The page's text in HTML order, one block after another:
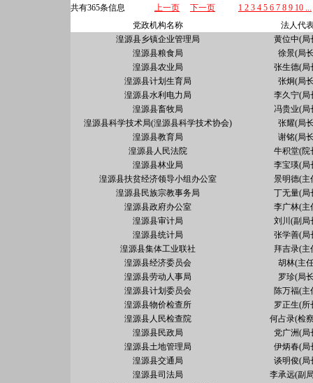
共有365条信息
上一页 下一页 1 2 3 4 5 6 7 8 9 10 ...
党政机构名称
法人代
湟源县乡镇企业管理局
黄位中(局
湟源县粮食局
徐景(局
湟源县农业局
张生德(局
湟源县计划生育局
张炯(局
湟源县水利电力局
李久宁(局
湟源县畜牧局
冯贵业(局
湟源县科学技术局(湟源县科学技术协会)
张耀(局
湟源县教育局
谢铭(局
湟源县人民法院
牛积堂(院
湟源县林业局
李宝瑛(局
湟源县扶贫经济领导小组办公室
景明德(主
湟源县民族宗教事务局
丁无量(局
湟源县政府办公室
李广林(主
湟源县审计局
刘川(副局
湟源县统计局
张学善(局
湟源县集体工业联社
拜吉录(主
湟源县经济委员会
胡林(主
湟源县劳动人事局
罗珍(局
湟源县计划委员会
陈万福(主
湟源县物价检查所
罗正生(所
湟源县人民检查院
何占录(检
湟源县民政局
党广洲(局
湟源县土地管理局
伊炳春(局
湟源县交通局
谈明俊(局
湟源县司法局
李承远(副